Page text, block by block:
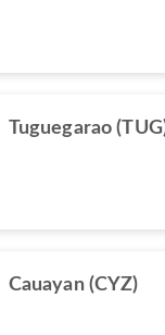
Tuguegarao
Cauayan (CYZ)